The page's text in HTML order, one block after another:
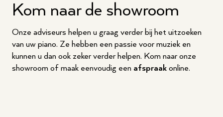
Kom naar de showroom
Onze adviseurs helpen u graag verder bij het uitzoeken
van uw piano. Ze hebben een passie voor muziek en
kunnen u dan ook zeker verder helpen. Kom naar onze
showroom of maak eenvoudig een afspraak online.